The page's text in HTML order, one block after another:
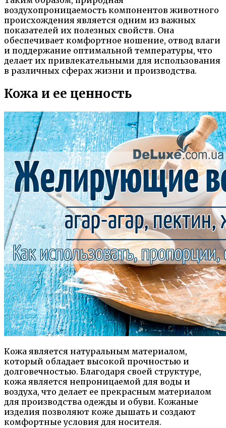
воздухопроницаемость компонентов животного
происхождения является одним из важных
показателей их полезных свойств. Она
обеспечивает комфортное ношение, отвод влаги
и поддержание оптимальной температуры, что
делает их привлекательными для использования
в различных сферах жизни и производства.
Кожа и ее ценность
Кожа является натуральным материалом,
который обладает высокой прочностью и
долговечностью. Благодаря своей структуре,
кожа является непроницаемой для воды и
воздуха, что делает ее прекрасным материалом
для производства одежды и обуви. Кожаные
изделия позволяют коже дышать и создают
комфортные условия для носителя.